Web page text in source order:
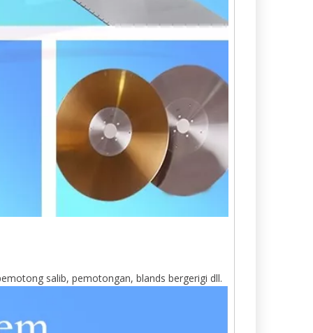
salib, pemotongan, blands bergerigi dll.